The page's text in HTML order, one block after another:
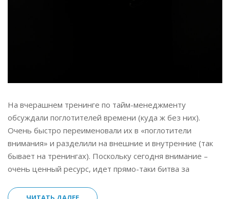
На вчерашнем тренинге по тайм-менеджменту
обсуждали поглотителей времени (куда ж без них).
Очень быстро переименовали их в «поглотители
внимания» и разделили на внешние и внутренние (так
бывает на тренингах). Поскольку сегодня внимание –
очень ценный ресурс, идет прямо-таки битва за